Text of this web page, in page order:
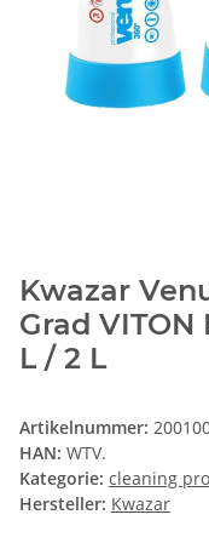
Kwazar
Grad VITON
L / 2 L
Artikelnummer:
HAN: WTV.
Kategorie: cleaning
Hersteller: Kwazar